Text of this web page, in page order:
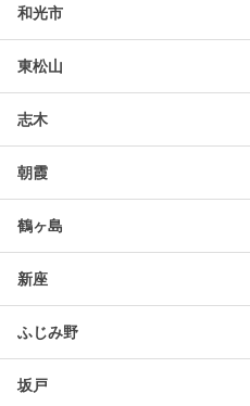
和光市
東松山
志木
朝霞
鶴ヶ島
新座
ふじみ野
坂戸